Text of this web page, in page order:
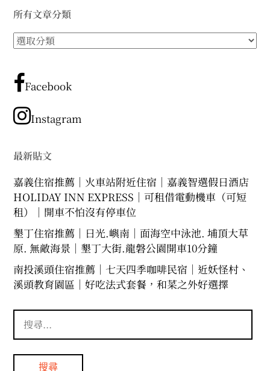
所有文章分類
所
文
章
類
Facebook
Instagram
最新貼文
嘉義住宿推薦｜火車站附近住宿｜嘉義智選假日酒店
HOLIDAY INN EXPRESS｜可租借電動機車（可短
租）｜開車不怕沒有停車位
墾丁住宿推薦｜日光.嶼南｜面海空中泳池. 埔頂大草
原. 無敵海景｜墾丁大街.龍磐公園開車10分鐘
南投溪頭住宿推薦｜七天四季咖啡民宿｜近妖怪村、
溪頭教育園區｜好吃法式套餐，和菜之外好選擇